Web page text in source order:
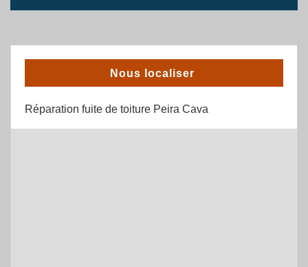
Nous localiser
Réparation fuite de toiture Peira Cava